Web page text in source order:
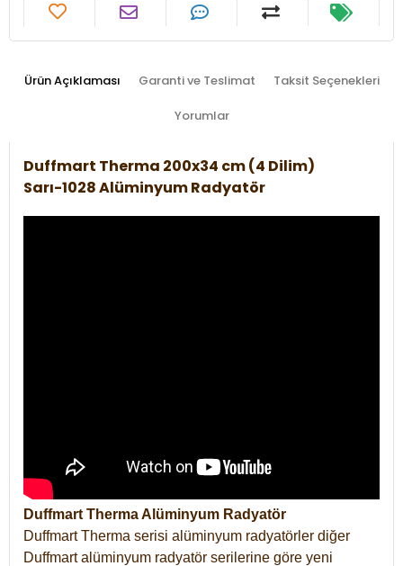
Ürün Açıklaması Garanti ve Teslimat Taksit Seçenekleri
Yorumlar
Duffmart Therma 200x34 cm (4 Dilim)
Sarı-1028 Alüminyum Radyatör
Duffmart Therma Alüminyum Radyatör
Duffmart Therma serisi alüminyum radyatörler diğer
Duffmart alüminyum radyatör serilerine göre yeni